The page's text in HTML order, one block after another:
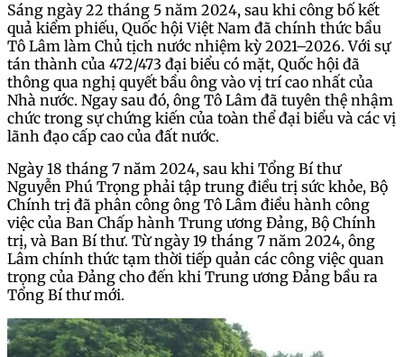
Sáng ngày 22 tháng 5 năm 2024, sau khi công bố kết
quả kiểm phiếu, Quốc hội Việt Nam đã chính thức bầu
Tô Lâm làm Chủ tịch nước nhiệm kỳ 2021–2026. Với sự
tán thành của 472/473 đại biểu có mặt, Quốc hội đã
thông qua nghị quyết bầu ông vào vị trí cao nhất của
Nhà nước. Ngay sau đó, ông Tô Lâm đã tuyên thệ nhậm
chức trong sự chứng kiến của toàn thể đại biểu và các vị
lãnh đạo cấp cao của đất nước.
Ngày 18 tháng 7 năm 2024, sau khi Tổng Bí thư
Nguyễn Phú Trọng phải tập trung điều trị sức khỏe, Bộ
Chính trị đã phân công ông Tô Lâm điều hành công
việc của Ban Chấp hành Trung ương Đảng, Bộ Chính
trị, và Ban Bí thư. Từ ngày 19 tháng 7 năm 2024, ông
Lâm chính thức tạm thời tiếp quản các công việc quan
trọng của Đảng cho đến khi Trung ương Đảng bầu ra
Tổng Bí thư mới.